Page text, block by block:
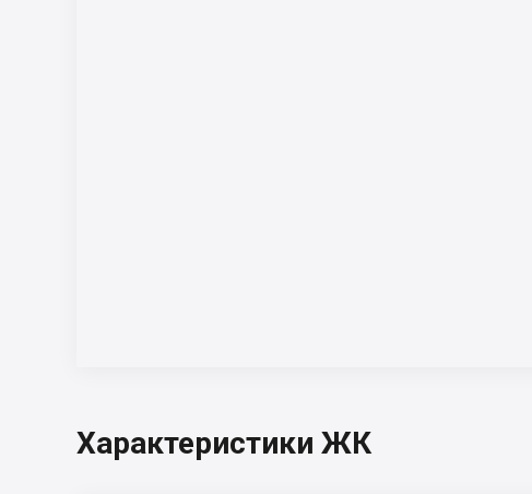
Характеристики ЖК